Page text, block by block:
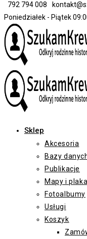
792 794 008
Poniedziałek - Piątek
Sklep
Akcesoria
Bazy
Publikacje
Mapy i
Fotoalbumy
Usługi
Koszyk